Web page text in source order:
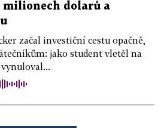
milionech dolarů a
začal investiční cestu opačně,
jako student vletěl na
vynuloval...